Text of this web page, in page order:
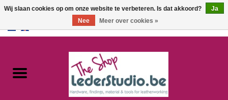
Catalogus
Wij slaan cookies op om onze website te verbeteren. Is dat akkoord?
Ja
Nee
Meer over cookies »